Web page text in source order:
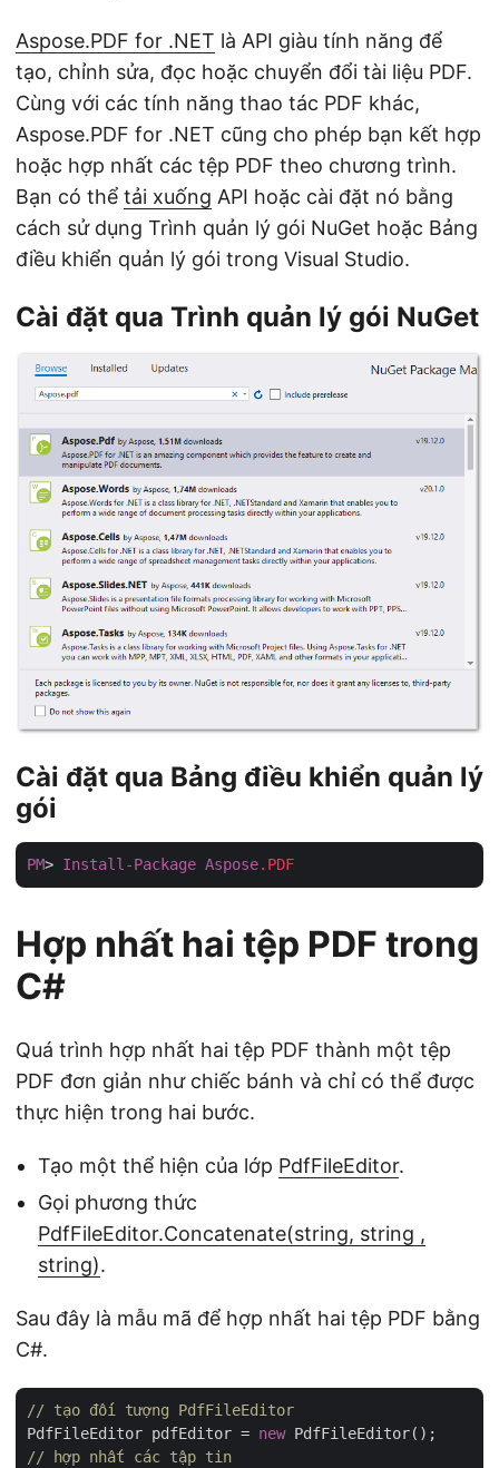
Aspose.PDF for .NET là API giàu tính năng để
tạo, chỉnh sửa, đọc hoặc chuyển đổi tài liệu PDF.
Cùng với các tính năng thao tác PDF khác,
Aspose.PDF for .NET cũng cho phép bạn kết hợp
hoặc hợp nhất các tệp PDF theo chương trình.
Bạn có thể tải xuống API hoặc cài đặt nó bằng
cách sử dụng Trình quản lý gói NuGet hoặc Bảng
điều khiển quản lý gói trong Visual Studio.
Cài đặt qua Trình quản lý gói NuGet
Cài đặt qua Bảng điều khiển quản lý
gói
PM> Install-Package Aspose.PDF
Hợp nhất hai tệp PDF trong
C#
Quá trình hợp nhất hai tệp PDF thành một tệp
PDF đơn giản như chiếc bánh và chỉ có thể được
thực hiện trong hai bước.
Tạo một thể hiện của lớp PdfFileEditor.
Gọi phương thức
PdfFileEditor.Concatenate(string, string ,
string).
Sau đây là mẫu mã để hợp nhất hai tệp PDF bằng
C#.
// tạo đối tượng PdfFileEditor
PdfFileEditor pdfEditor = new
// hợp nhất các tập tin